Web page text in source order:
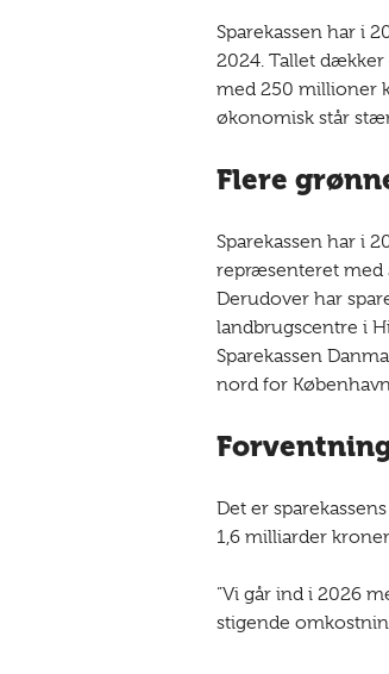
Sparekassen har i
2024. Tallet dækker
med 250 millioner
økonomisk står
Flere
Sparekassen har i
repræsenteret med
Derudover har
landbrugscentre i
Sparekassen
nord for
Det er
1,6 milliarder
”Vi går ind i 2026
stigende